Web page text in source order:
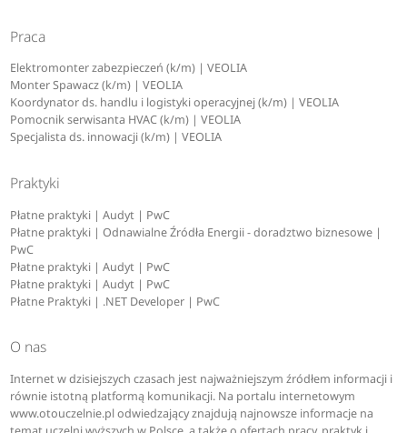
Praca
Elektromonter zabezpieczeń (k/m) | VEOLIA
Monter Spawacz (k/m) | VEOLIA
Koordynator ds. handlu i logistyki operacyjnej (k/m) | VEOLIA
Pomocnik serwisanta HVAC (k/m) | VEOLIA
Specjalista ds. innowacji (k/m) | VEOLIA
Praktyki
Płatne praktyki | Audyt | PwC
Płatne praktyki | Odnawialne Źródła Energii - doradztwo biznesowe |
PwC
Płatne praktyki | Audyt | PwC
Płatne praktyki | Audyt | PwC
Płatne Praktyki | .NET Developer | PwC
O nas
Internet w dzisiejszych czasach jest najważniejszym źródłem informacji i
równie istotną platformą komunikacji. Na portalu internetowym
www.otouczelnie.pl odwiedzający znajdują najnowsze informacje na